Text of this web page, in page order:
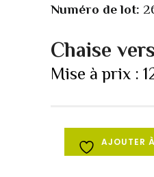
Numéro de lot:
Chaise
Mise à prix :
AJOUTER